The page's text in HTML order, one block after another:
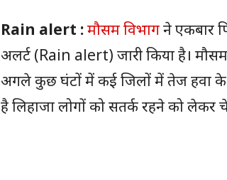
Rain alert :मौसम विभागने एकबार
अलर्ट (Rain alert) जारी किया है।
अगले कुछ घंटों में कई जिलों में तेज हवा के
है लिहाजा लोगों को सतर्क रहने को लेकर